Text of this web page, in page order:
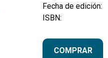
Fecha de edición:
ISBN:
COMPRAR